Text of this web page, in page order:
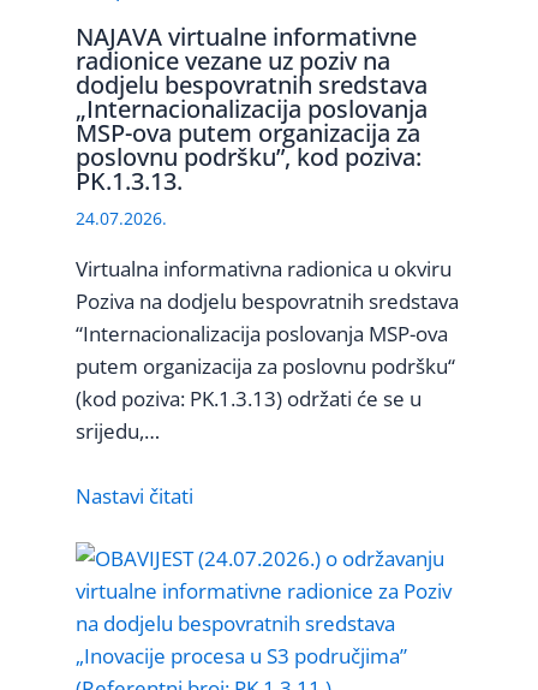
NAJAVA virtualne informativne
radionice vezane uz poziv na
dodjelu bespovratnih sredstava
„Internacionalizacija poslovanja
MSP-ova putem organizacija za
poslovnu podršku”, kod poziva:
PK.1.3.13.
24.07.2026.
Virtualna informativna radionica u okviru
Poziva na dodjelu bespovratnih sredstava
“Internacionalizacija poslovanja MSP-ova
putem organizacija za poslovnu podršku“
(kod poziva: PK.1.3.13) održati će se u
srijedu,…
Nastavi čitati